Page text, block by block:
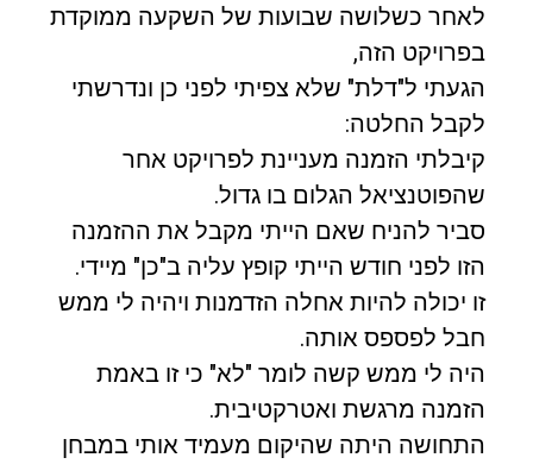
לאחר כשלושה שבועות של השקעה ממוקדת
בפרויקט הזה,
הגעתי ל"דלת" שלא צפיתי לפני כן ונדרשתי
לקבל החלטה:
קיבלתי הזמנה מעניינת לפרויקט אחר
שהפוטנציאל הגלום בו גדול.
סביר להניח שאם הייתי מקבל את ההזמנה
הזו לפני חודש הייתי קופץ עליה ב"כן" מיידי.
זו יכולה להיות אחלה הזדמנות ויהיה לי ממש
חבל לפספס אותה.
היה לי ממש קשה לומר "לא" כי זו באמת
הזמנה מרגשת ואטרקטיבית.
התחושה היתה שהיקום מעמיד אותי במבחן